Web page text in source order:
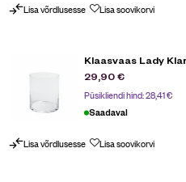
Lisa võrdlusesse Lisa soovikorvi
Klaasvaas Lady
29,90€
Püsikliendi hind:28,41€
Saadaval
Lisa võrdlusesse Lisa soovikorvi